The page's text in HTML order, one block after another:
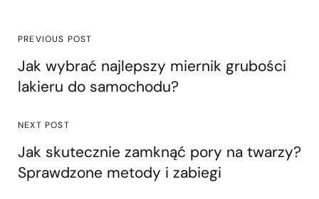
PREVIOUS POST
Jak wybrać najlepszy miernik grubości
lakieru do samochodu?
NEXT POST
Jak skutecznie zamknąć pory na twarzy?
Sprawdzone metody i zabiegi